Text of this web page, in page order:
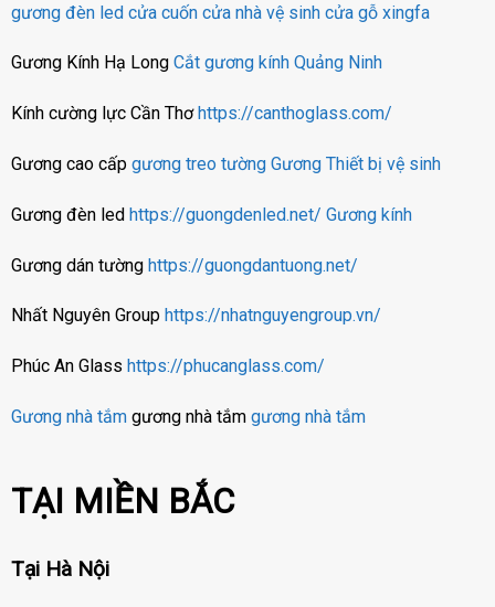
gương đèn led cửa cuốn cửa nhà vệ sinh cửa gỗ xingfa
Gương Kính Hạ Long Cắt gương kính Quảng Ninh
Kính cường lực Cần Thơ https://canthoglass.com/
Gương cao cấp gương treo tường Gương Thiết bị vệ sinh
Gương đèn led https://guongdenled.net/ Gương kính
Gương dán tường https://guongdantuong.net/
Nhất Nguyên Group https://nhatnguyengroup.vn/
Phúc An Glass https://phucanglass.com/
Gương nhà tắmgương nhà tắm gương nhà tắm
TẠI MIỀN BẮC
Tại Hà Nội